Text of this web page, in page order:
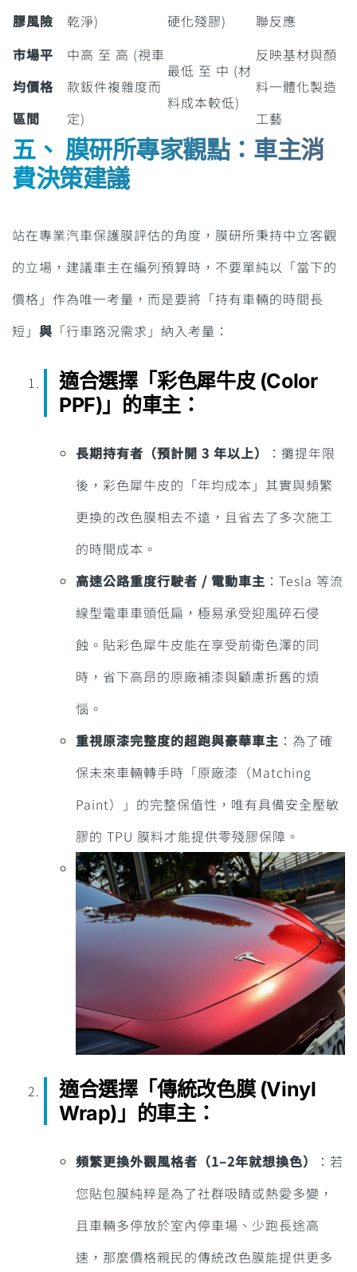
膠風險
乾淨)
硬化殘膠)
聯反應
市場平
均價格
區間
中高 至 高 (視車
款鈑件複雜度而
定)
最低 至 中 (材
料成本較低)
反映基材與顏
料一體化製造
工藝
五、 膜研所專家觀點：車主消
費決策建議
站在專業汽車保護膜評估的角度，膜研所秉持中立客觀
的立場，建議車主在編列預算時，不要單純以「當下的
價格」作為唯一考量，而是要將「持有車輛的時間長
短」 與 「行車路況需求」納入考量：
適合選擇「彩色犀牛皮 (Color
PPF)」的車主：
長期持有者（預計開 3 年以上）
：攤提年限
後，彩色犀牛皮的「年均成本」其實與頻繁
更換的改色膜相去不遠，且省去了多次施工
的時間成本。
高速公路重度行駛者 / 電動車主 ：Tesla 等流
線型電車車頭低扁，極易承受迎風碎石侵
蝕。貼彩色犀牛皮能在享受前衛色澤的同
時，省下高昂的原廠補漆與顧慮折舊的煩
惱。
重視原漆完整度的超跑與豪華車主 ：為了確
保未來車輛轉手時「原廠漆（Matching
Paint）」的完整保值性，唯有具備安全壓敏
膠的 TPU 膜料才能提供零殘膠保障。
適合選擇「傳統改色膜 (Vinyl
Wrap)」的車主 ：
頻繁更換外觀風格者（1–2年就想換色）
：若
您貼包膜純粹是為了社群吸睛或熱愛多變，
且車輛多停放於室內停車場、少跑長途高
速，那麼價格親民的傳統改色膜能提供更多